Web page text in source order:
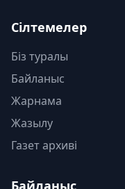
Сілтемелер
Біз туралы
Байланыс
Жарнама
Жазылу
Газет архиві
Байланыс